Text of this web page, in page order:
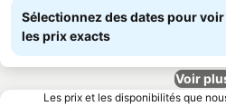
Sélectionnez des dates pour voir
les prix exacts
Voir
Les prix et les disponibilités que